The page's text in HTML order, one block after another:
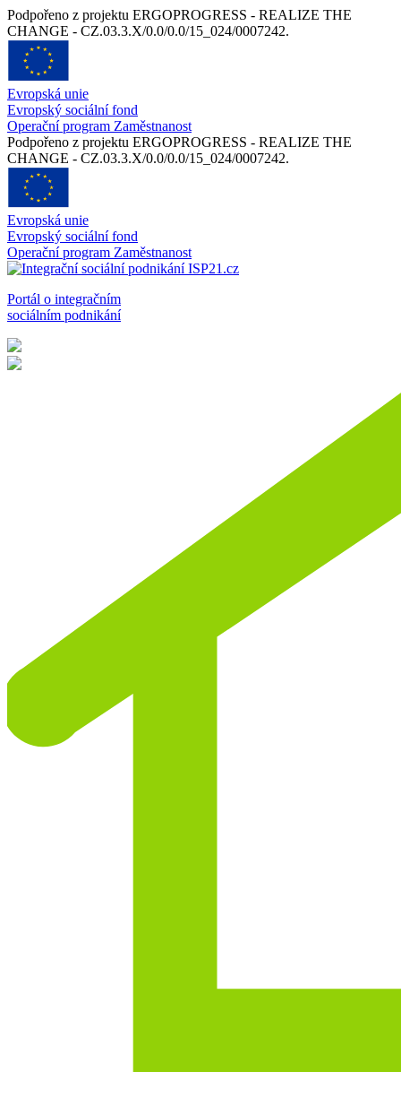
Podpořeno z projektu ERGOPROGRESS - REALIZE THE
CHANGE - CZ.03.3.X/0.0/0.0/15_024/0007242.
Evropská unie
Evropský sociální fond
Operační program Zaměstnanost
Podpořeno z projektu ERGOPROGRESS - REALIZE THE
CHANGE - CZ.03.3.X/0.0/0.0/15_024/0007242.
Evropská unie
Evropský sociální fond
Operační program Zaměstnanost
Portál o integračním
sociálním podnikání